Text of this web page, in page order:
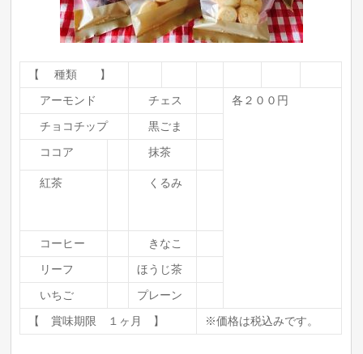
【 種類 】
アーモンド
チェス
各２００円
チョコチップ
黒ごま
ココア
抹茶
紅茶 くるみ
コーヒー
きなこ
リーフ
ほうじ茶
いちご
プレーン
【 賞味期限 １ヶ月 】
※価格は税込みです。